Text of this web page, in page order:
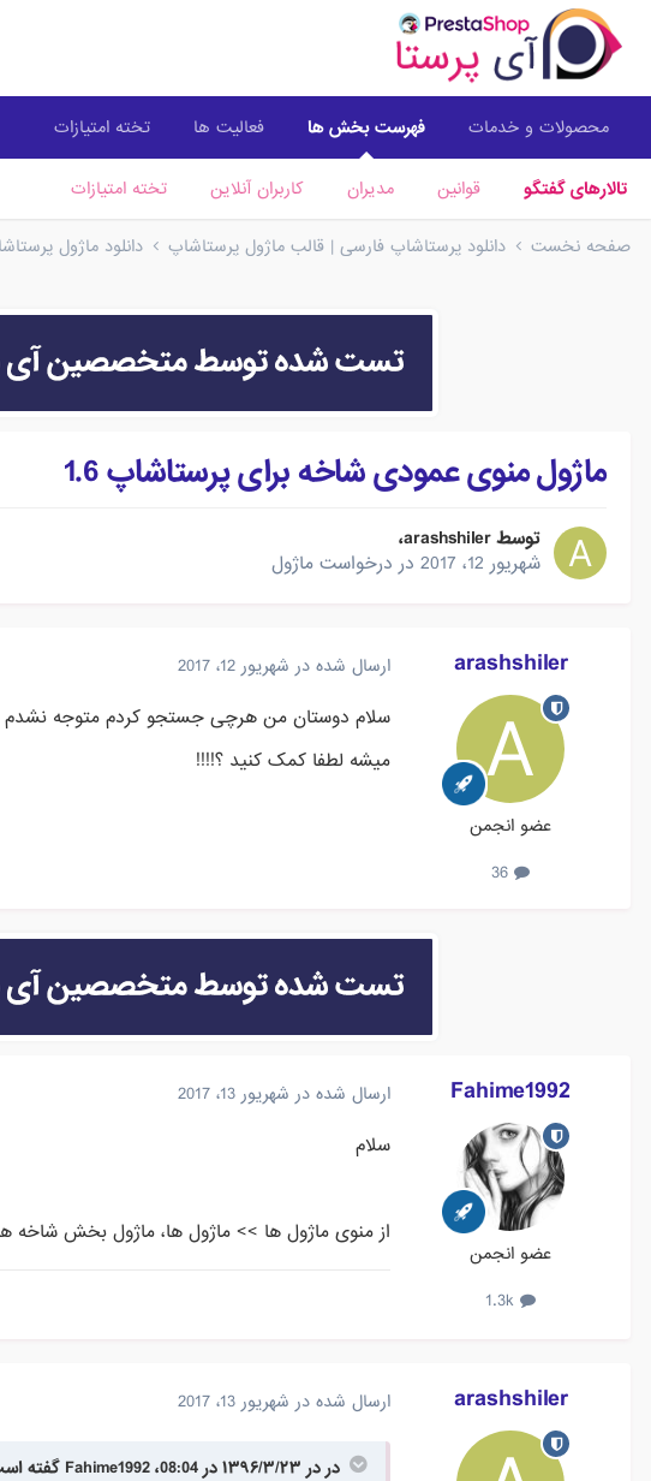
محصولات و خدمات فهرست بخش ها
تالارهای گفتگو قوانین مدیران کاربران آنلاین تخته امتیازات
فعالیت ها تخته امتیازات
صفحه نخست دانلود پرستاشاپ فارسی | قالب ماژول پرستاشاپ دانلود ماژول
ماژول منوی عمودی شاخه برای پرستاشاپ 1.6
توسطarashshiler،
شهریور 12، 2017
در درخواست ماژول
arashshiler
عضو انجمن
ارسال شده در شهریور 12، 2017
سلام دوستان من هرچی جستجو کردم متوجه
میشه لطفا کمک کنید ؟!!!!
Fahime1992
عضو انجمن
ارسال شده در شهریور 13، 2017
سلام
از منوی ماژول ها >> ماژول ها، ماژول بخش
arashshiler ارسال شده در شهریور 13، 2017
در در ۱۳۹۶/۳/۲۳ در 08:04، Fahime1992 گفته است :